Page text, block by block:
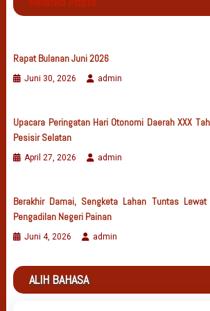
Rapat Bulanan Juni 2026
Juni 30, 2026 admin
Upacara Peringatan Hari Otonomi Daerah XXX
Pesisir Selatan
April 27, 2026 admin
Berakhir Damai, Sengketa Lahan Tuntas
Pengadilan Negeri Painan
Juni 4, 2026 admin
ALIH BAHASA